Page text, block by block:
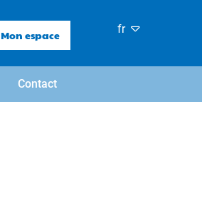
Mon espace fr
Contact